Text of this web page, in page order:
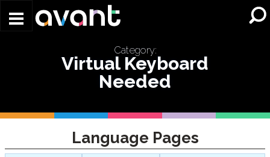
Category:
Virtual Keyboard
Needed
Language Pages